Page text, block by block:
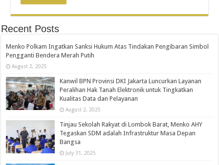
Recent Posts
Menko Polkam Ingatkan Sanksi Hukum Atas Tindakan Pengibaran Simbol
Pengganti Bendera Merah Putih
August 2, 2025
Kanwil BPN Provinsi DKI Jakarta Luncurkan Layanan
Peralihan Hak Tanah Elektronik untuk Tingkatkan
Kualitas Data dan Pelayanan
August 2, 2025
Tinjau Sekolah Rakyat di Lombok Barat, Menko AHY
Tegaskan SDM adalah Infrastruktur Masa Depan
Bangsa
July 31, 2025